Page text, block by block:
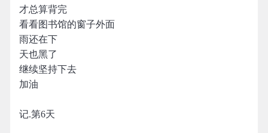
才总算背完
看看图书馆的窗子外面
雨还在下
天也黑了
继续坚持下去
加油
记.第6天